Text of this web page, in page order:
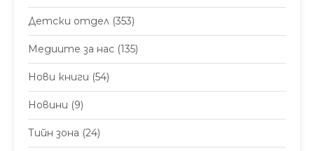
Детски отдел (353)
Медиите за нас (135)
Нови книги (54)
Новини (9)
Тийн зона (24)